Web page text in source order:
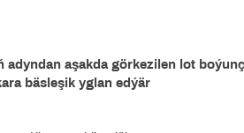
adyndan aşakda görkezilen lot
bäsleşik yglan edýär